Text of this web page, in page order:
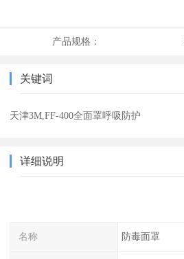
产品规格：
关键词
天津3M,FF-400全面罩呼吸防护
详细说明
名称 防毒面罩